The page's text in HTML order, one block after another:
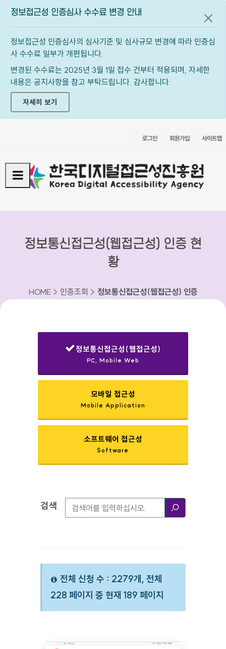
정보접근성 인증심사 수수료 변경 안내
정보접근성 인증심사의 심사기준 및 심사규모 변경에 따라 인증심
사 수수료 일부가 개편됩니다.
변경된 수수료는 2025년 3월 1일 접수 건부터 적용되며, 자세한
내용은 공지사항을 참고 부탁드립니다. 감사합니다.
자세히 보기
공지
로그인 회원가입 사이트맵
정보통신접근성(웹접근성) 인증 현
황
HOME > 인증조회 > 정보통신접근성(웹접근성) 인증
정보통신접근성(웹접근성)
PC, Mobile Web
모바일 접근성
Mobile Application
소프트웨어 접근성
Software
검색옵션
검색
전체 신청 수 : 2279개, 전체
228 페이지 중 현재 189 페이지